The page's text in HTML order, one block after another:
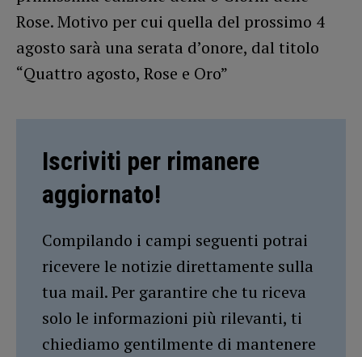
Rose. Motivo per cui quella del prossimo 4
agosto sarà una serata d’onore, dal titolo
“Quattro agosto, Rose e Oro”
Iscriviti per rimanere
aggiornato!
Compilando i campi seguenti potrai
ricevere le notizie direttamente sulla
tua mail. Per garantire che tu riceva
solo le informazioni più rilevanti, ti
chiediamo gentilmente di mantenere